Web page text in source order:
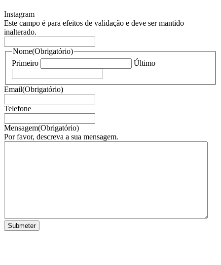
Instagram
Este campo é para efeitos de validação e deve ser mantido
inalterado.
Nome(Obrigatório)
Primeiro
Último
Email(Obrigatório)
Telefone
Mensagem(Obrigatório)
Por favor, descreva a sua mensagem.